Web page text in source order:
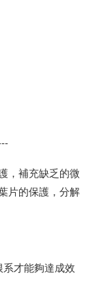
，補充缺乏的微
片的保護，分解
才能夠達成效